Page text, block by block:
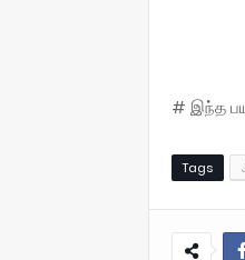
# இந்த
Tags